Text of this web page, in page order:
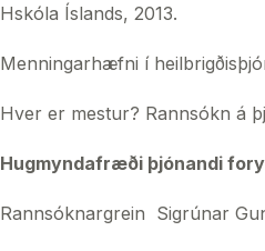
Hskóla Íslands, 2013.
Menningarhæfni í
Hver er mestur? Rannsókn á
Hugmyndafræði þjónandi
Rannsóknargrein Sigrúnar